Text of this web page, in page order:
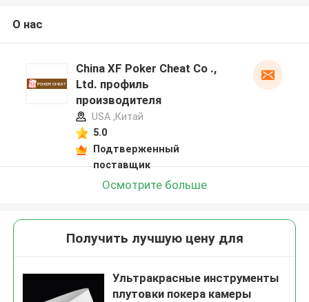
О нас
China XF Poker Cheat Co .,
Ltd. профиль
производителя
USA ,Китай
5.0
Подтверженный
поставщик
Осмотрите больше
Получить лучшую цену для
Ультракрасные инструменты
плутовки покера камеры